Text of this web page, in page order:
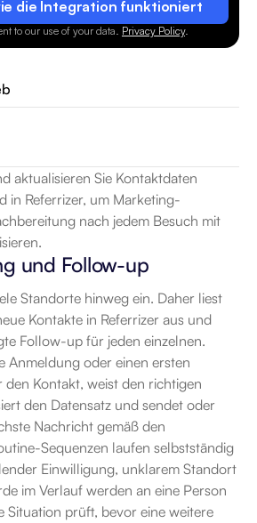
die Integration funktioniert
to our use of your data. Privacy Policy.
aktualisieren Sie Kontaktdaten
in Referrizer, um Marketing-
nach jedem Besuch mit
und Follow-up
Standorte hinweg ein. Daher liest
Kontakte in Referrizer aus und
Follow-up für jeden einzelnen.
Anmeldung oder einen ersten
Kontakt, weist den richtigen
den Datensatz und sendet oder
Nachricht gemäß den
Sequenzen laufen selbstständig
Einwilligung, unklarem Standort
im Verlauf werden an eine Person
Situation prüft, bevor eine weitere